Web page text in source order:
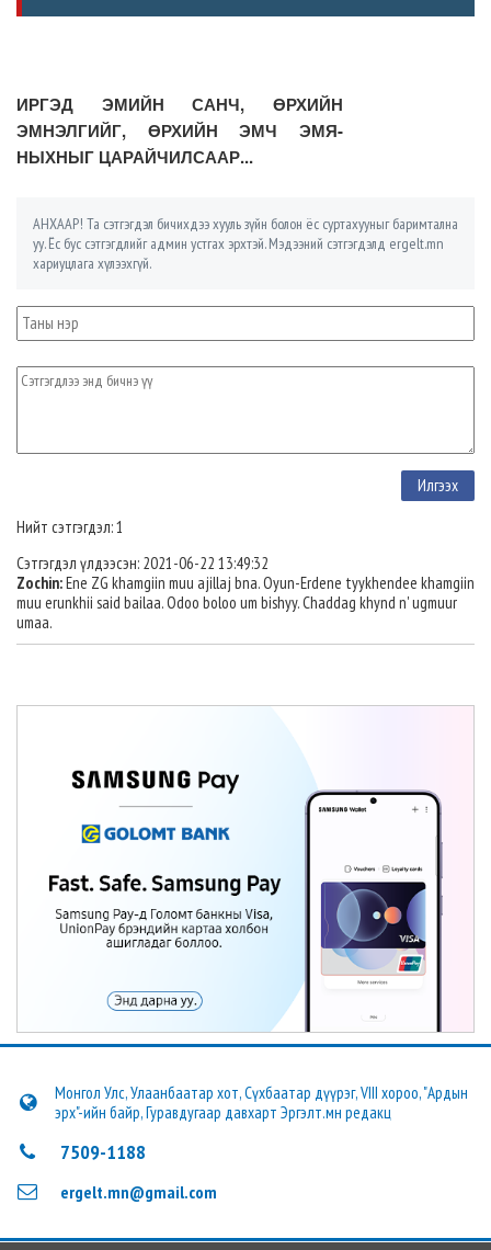
ИРГЭД ЭМИЙН САНЧ, ӨРХИЙН
ЭМНЭЛГИЙГ, ӨРХИЙН ЭМЧ ЭМЯ-
НЫХНЫГ ЦАРАЙЧИЛСААР...
АНХААР! Та сэтгэгдэл бичихдээ хууль зүйн болон ёс суртахууныг баримтална
уу. Ёс бус сэтгэгдлийг админ устгах эрхтэй. Мэдээний сэтгэгдэлд ergelt.mn
хариуцлага хүлээхгүй.
Нийт сэтгэгдэл: 1
Сэтгэгдэл үлдээсэн: 2021-06-22 13:49:32
Zochin:Ene ZG khamgiin muu ajillaj bna. Oyun-Erdene tyykhendee khamgiin
muu erunkhii said bailaa. Odoo boloo um bishyy. Chaddag khynd n' ugmuur
umaa.
Монгол Улс, Улаанбаатар хот, Сүхбаатар дүүрэг, VIII хороо, "Ардын
эрх"-ийн байр, Гуравдугаар давхарт Эргэлт.мн редакц
7509-1188
ergelt.mn@gmail.com